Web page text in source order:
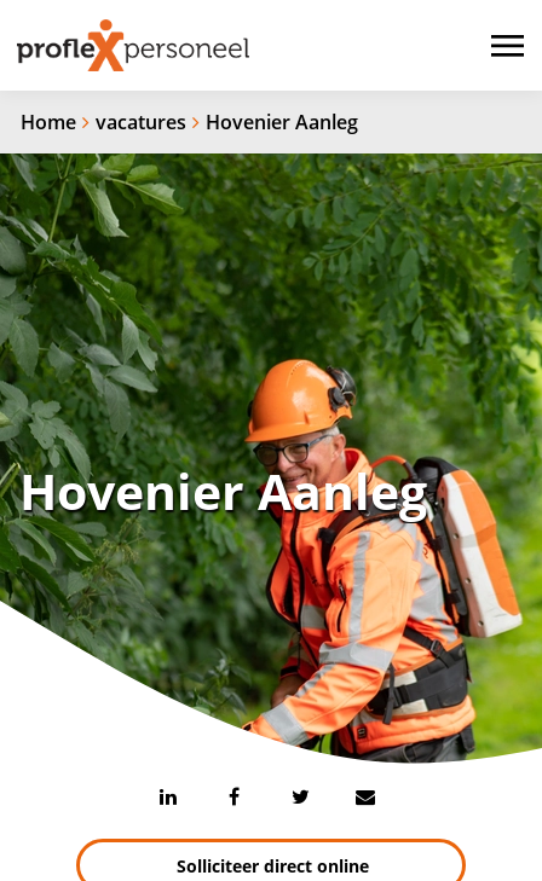
Home vacatures Hovenier Aanleg
Hovenier Aanleg
Solliciteer direct online